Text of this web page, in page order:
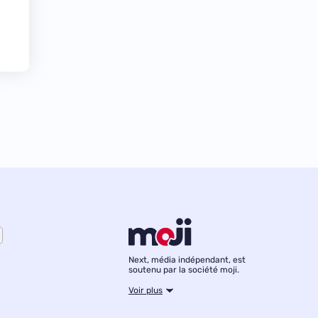
Next, média indépendant, est
soutenu par la société moji.
Voir plus